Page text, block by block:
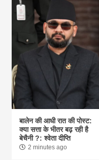
बालेन की आधी रात की पोस्ट:
क्या सत्ता के भीतर बढ़ रही है
बेचैनी ?: श्वेता दीप्ति
2 minutes ago